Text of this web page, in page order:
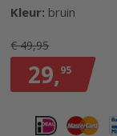
afbeeldingen-
Kleur: bruin
29,95
€ 49,95